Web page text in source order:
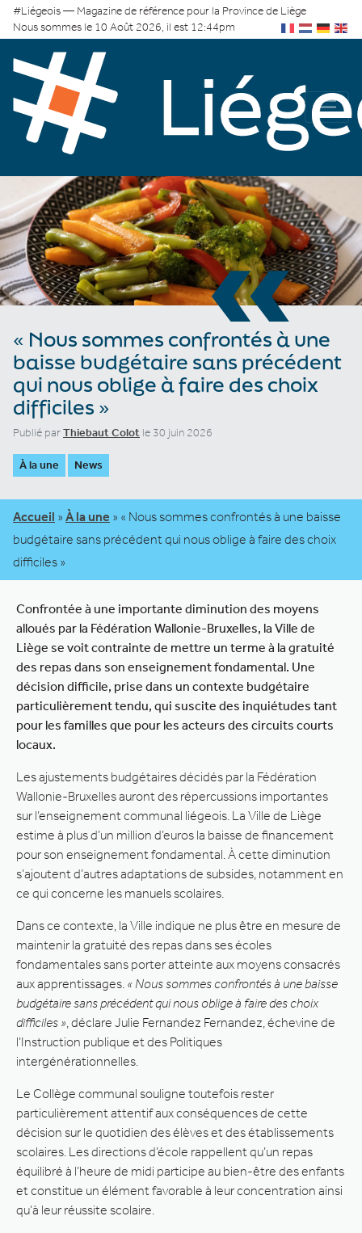
#Liégeois — Magazine de référence pour la Province de Liège
Nous sommes le 10 Août 2026, il est 12:44pm
«
« Nous sommes confrontés à une
baisse budgétaire sans précédent
qui nous oblige à faire des choix
difficiles »
Publié parThiebaut Colot le 30 juin 2026
À la une News
Accueil » À la une » « Nous sommes confrontés à une baisse
budgétaire sans précédent qui nous oblige à faire des choix
difficiles »
Confrontée à une importante diminution des moyens
alloués par la Fédération Wallonie-Bruxelles, la Ville de
Liège se voit contrainte de mettre un terme à la gratuité
des repas dans son enseignement fondamental. Une
décision difficile, prise dans un contexte budgétaire
particulièrement tendu, qui suscite des inquiétudes tant
pour les familles que pour les acteurs des circuits courts
locaux.
Les ajustements budgétaires décidés par la Fédération
Wallonie-Bruxelles auront des répercussions importantes
sur l’enseignement communal liégeois. La Ville de Liège
estime à plus d’un million d’euros la baisse de financement
pour son enseignement fondamental. À cette diminution
s’ajoutent d’autres adaptations de subsides, notamment en
ce qui concerne les manuels scolaires.
Dans ce contexte, la Ville indique ne plus être en mesure de
maintenir la gratuité des repas dans ses écoles
fondamentales sans porter atteinte aux moyens consacrés
aux apprentissages. « Nous sommes confrontés à une baisse
budgétaire sans précédent qui nous oblige à faire des choix
difficiles » , déclare Julie Fernandez Fernandez, échevine de
l’Instruction publique et des Politiques
intergénérationnelles.
Le Collège communal souligne toutefois rester
particulièrement attentif aux conséquences de cette
décision sur le quotidien des élèves et des établissements
scolaires. Les directions d’école rappellent qu’un repas
équilibré à l’heure de midi participe au bien-être des enfants
et constitue un élément favorable à leur concentration ainsi
qu’à leur réussite scolaire.